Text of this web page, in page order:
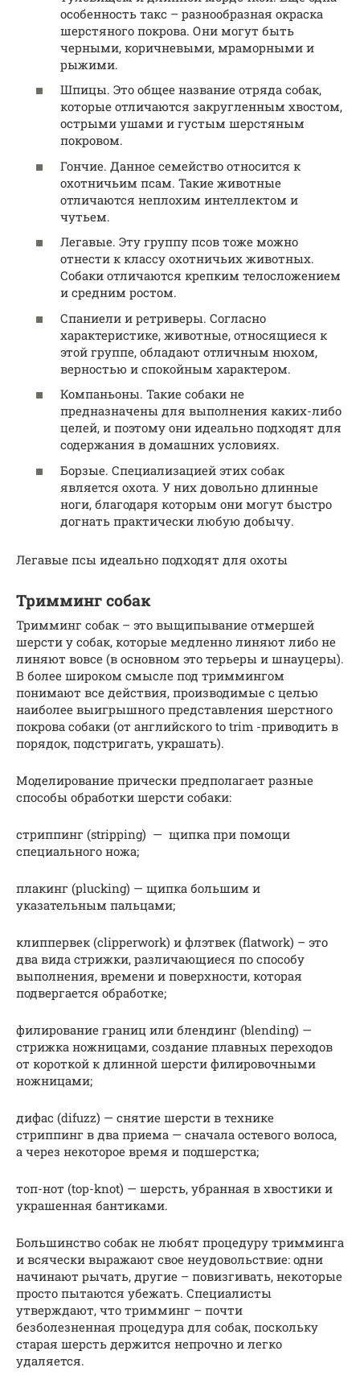
особенность такс – разнообразная окраска
шерстяного покрова. Они могут быть
черными, коричневыми, мраморными и
рыжими.
Шпицы. Это общее название отряда собак,
которые отличаются закругленным хвостом,
острыми ушами и густым шерстяным
покровом.
Гончие. Данное семейство относится к
охотничьим псам. Такие животные
отличаются неплохим интеллектом и
чутьем.
Легавые. Эту группу псов тоже можно
отнести к классу охотничьих животных.
Собаки отличаются крепким телосложением
и средним ростом.
Спаниели и ретриверы. Согласно
характеристике, животные, относящиеся к
этой группе, обладают отличным нюхом,
верностью и спокойным характером.
Компаньоны. Такие собаки не
предназначены для выполнения каких-либо
целей, и поэтому они идеально подходят для
содержания в домашних условиях.
Борзые. Специализацией этих собак
является охота. У них довольно длинные
ноги, благодаря которым они могут быстро
догнать практически любую добычу.
Легавые псы идеально подходят для охоты
Тримминг собак
Тримминг собак – это выщипывание отмершей
шерсти у собак, которые медленно линяют либо не
линяют вовсе (в основном это терьеры и шнауцеры).
В более широком смысле под триммингом
понимают все действия, производимые с целью
наиболее выигрышного представления шерстного
покрова собаки (от английского to trim -приводить в
порядок, подстригать, украшать).
Моделирование прически предполагает разные
способы обработки шерсти собаки:
стриппинг (stripping) — щипка при помощи
специального ножа;
плакинг (plucking) — щипка большим и
указательным пальцами;
клиппервек (clipperwork) и флэтвек (flatwork) – это
два вида стрижки, различающиеся по способу
выполнения, времени и поверхности, которая
подвергается обработке;
филирование границ или блендинг (blending) —
стрижка ножницами, создание плавных переходов
от короткой к длинной шерсти филировочными
ножницами;
дифас (difuzz) — снятие шерсти в технике
стриппинг в два приема — сначала остевого волоса,
а через некоторое время и подшерстка;
топ-нот (top-knot) — шерсть, убранная в хвостики и
украшенная бантиками.
Большинство собак не любят процедуру тримминга
и всячески выражают свое неудовольствие: одни
начинают рычать, другие – повизгивать, некоторые
просто пытаются убежать. Специалисты
утверждают, что тримминг – почти
безболезненная процедура для собак, поскольку
старая шерсть держится непрочно и легко
удаляется.